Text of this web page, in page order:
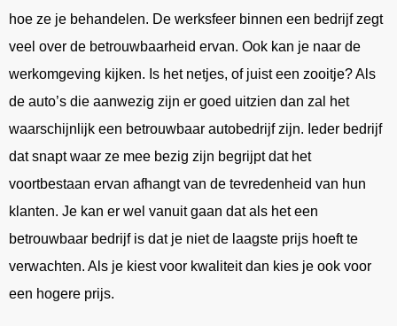
hoe ze je behandelen. De werksfeer binnen een bedrijf zegt
veel over de betrouwbaarheid ervan. Ook kan je naar de
werkomgeving kijken. Is het netjes, of juist een zooitje? Als
de auto’s die aanwezig zijn er goed uitzien dan zal het
waarschijnlijk een betrouwbaar autobedrijf zijn. Ieder bedrijf
dat snapt waar ze mee bezig zijn begrijpt dat het
voortbestaan ervan afhangt van de tevredenheid van hun
klanten. Je kan er wel vanuit gaan dat als het een
betrouwbaar bedrijf is dat je niet de laagste prijs hoeft te
verwachten. Als je kiest voor kwaliteit dan kies je ook voor
een hogere prijs.